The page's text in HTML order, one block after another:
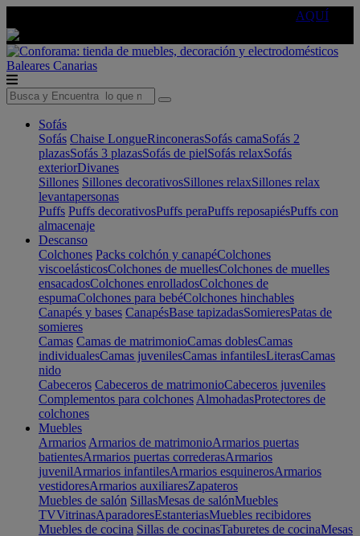
AQUÍ
Baleares Canarias
Sofás
Sofás Chaise LongueRinconerasSofás camaSofás 2
plazasSofás 3 plazasSofás de pielSofás relaxSofás
exteriorDivanes
Sillones Sillones decorativosSillones relaxSillones relax
levantapersonas
Puffs Puffs decorativosPuffs peraPuffs reposapiésPuffs con
almacenaje
Descanso
Colchones Packs colchón y canapéColchones
viscoelásticosColchones de muellesColchones de muelles
ensacadosColchones enrolladosColchones de
espumaColchones para bebéColchones hinchables
Canapés y bases CanapésBase tapizadasSomieresPatas de
somieres
Camas Camas de matrimonioCamas doblesCamas
individualesCamas juvenilesCamas infantilesLiterasCamas
nido
Cabeceros Cabeceros de matrimonioCabeceros juveniles
Complementos para colchones AlmohadasProtectores de
colchones
Muebles
Armarios Armarios de matrimonioArmarios puertas
batientesArmarios puertas correderasArmarios
juvenilArmarios infantilesArmarios esquinerosArmarios
vestidoresArmarios auxiliaresZapateros
Muebles de salón SillasMesas de salónMuebles
TVVitrinasAparadoresEstanteriasMuebles recibidores
Muebles de cocina Sillas de cocinasTaburetes de cocinaMesas